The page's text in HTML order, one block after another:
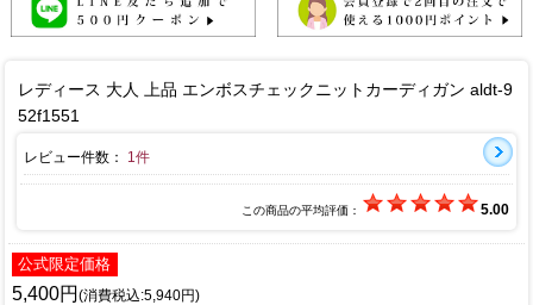
レディース 大人 上品 エンボスチェックニットカーディガン aldt-9
52f1551
レビュー件数： 1件
この商品の平均評価： 5.00
公式限定価格
5,400円 (消費税込:5,940円)